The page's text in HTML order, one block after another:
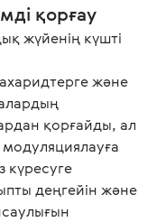
қорғау
жүйенің күшті
және
қорғайды, ал
күресуге
деңгейін және